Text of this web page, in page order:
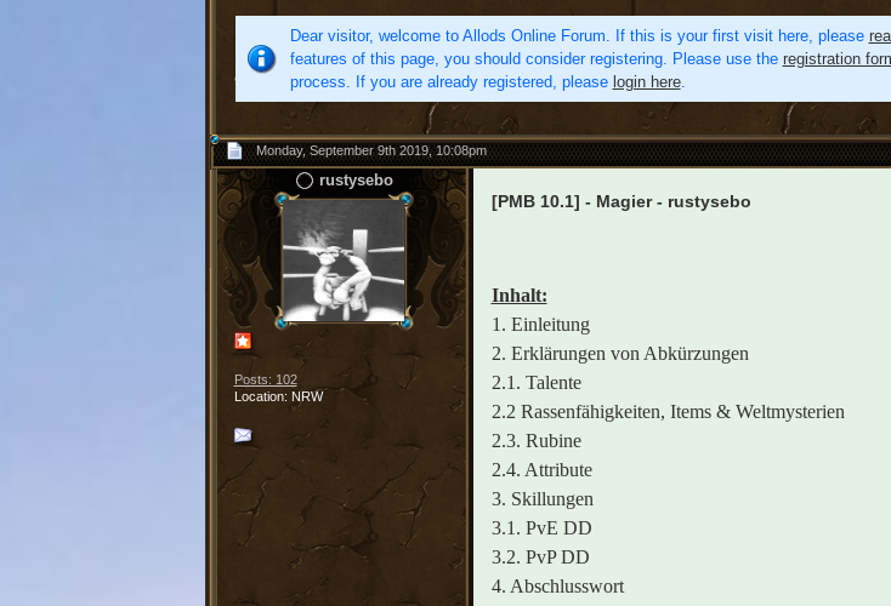
Dear visitor, welcome to Allods Online Forum. If this is your first visit here, please
features of this page, you should consider registering. Please use the registration
process. If you are already registered, please login here.
Monday, September 9th 2019, 10:08pm
rustysebo
Posts: 102
Location: NRW
[PMB 10.1] - Magier - rustysebo
Inhalt:
1. Einleitung
2. Erklärungen von Abkürzungen
2.1. Talente
2.2 Rassenfähigkeiten, Items & Weltmysterien
2.3. Rubine
2.4. Attribute
3. Skillungen
3.1. PvE DD
3.2. PvP DD
4. Abschlusswort